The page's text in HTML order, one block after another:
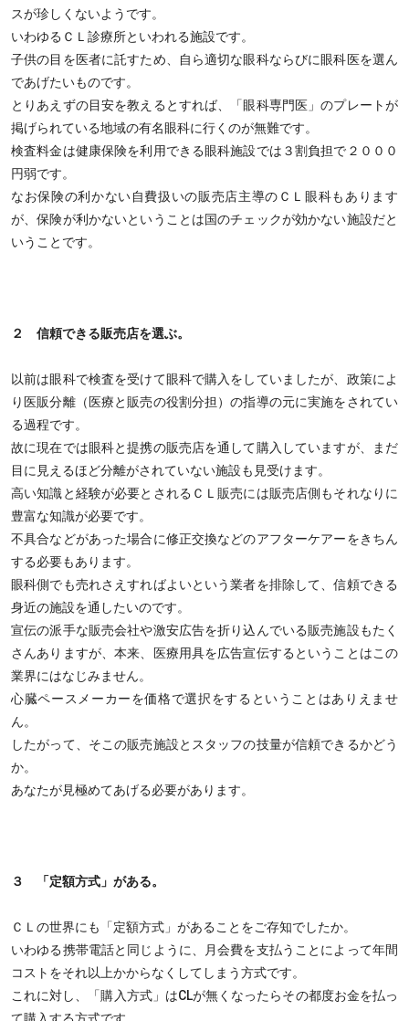
スが珍しくないようです。
いわゆるＣＬ診療所といわれる施設です。
子供の目を医者に託すため、自ら適切な眼科ならびに眼科医を選ん
であげたいものです。
とりあえずの目安を教えるとすれば、「眼科専門医」のプレートが
掲げられている地域の有名眼科に行くのが無難です。
検査料金は健康保険を利用できる眼科施設では３割負担で２０００
円弱です。
なお保険の利かない自費扱いの販売店主導のＣＬ眼科もあります
が、保険が利かないということは国のチェックが効かない施設だと
いうことです。
２ 信頼できる販売店を選ぶ。
以前は眼科で検査を受けて眼科で購入をしていましたが、政策によ
り医販分離（医療と販売の役割分担）の指導の元に実施をされてい
る過程です。
故に現在では眼科と提携の販売店を通して購入していますが、まだ
目に見えるほど分離がされていない施設も見受けます。
高い知識と経験が必要とされるＣＬ販売には販売店側もそれなりに
豊富な知識が必要です。
不具合などがあった場合に修正交換などのアフターケアーをきちん
する必要もあります。
眼科側でも売れさえすればよいという業者を排除して、信頼できる
身近の施設を通したいのです。
宣伝の派手な販売会社や激安広告を折り込んでいる販売施設もたく
さんありますが、本来、医療用具を広告宣伝するということはこの
業界にはなじみません。
心臓ペースメーカーを価格で選択をするということはありえませ
ん。
したがって、そこの販売施設とスタッフの技量が信頼できるかどう
か。
あなたが見極めてあげる必要があります。
３ 「定額方式」がある。
ＣＬの世界にも「定額方式」があることをご存知でしたか。
いわゆる携帯電話と同じように、月会費を支払うことによって年間
コストをそれ以上かからなくしてしまう方式です。
これに対し、「購入方式」はCLが無くなったらその都度お金を払っ